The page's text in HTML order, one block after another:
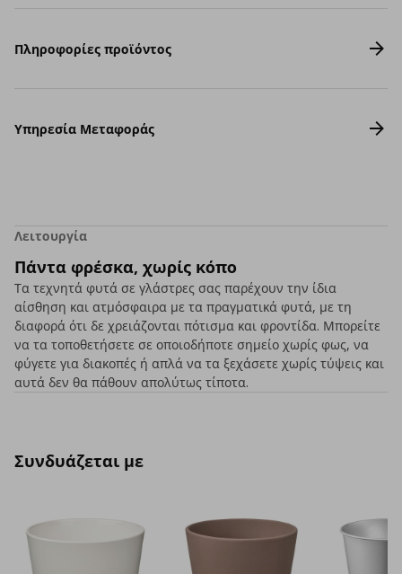
Πληροφορίες προϊόντος
Υπηρεσία Μεταφοράς
Λειτουργία
Πάντα φρέσκα, χωρίς κόπο
Τα τεχνητά φυτά σε γλάστρες σας παρέχουν την ίδια
αίσθηση και ατμόσφαιρα με τα πραγματικά φυτά, με τη
διαφορά ότι δε χρειάζονται πότισμα και φροντίδα. Μπορείτε
να τα τοποθετήσετε σε οποιοδήποτε σημείο χωρίς φως, να
φύγετε για διακοπές ή απλά να τα ξεχάσετε χωρίς τύψεις και
αυτά δεν θα πάθουν απολύτως τίποτα.
Συνδυάζεται με